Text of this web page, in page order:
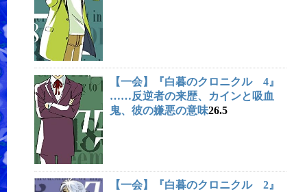
【一会】『白暮のクロニクル 4』
……反逆者の来歴、カインと吸血
鬼、彼の嫌悪の意味26.5
【一会】『白暮のクロニクル 2』